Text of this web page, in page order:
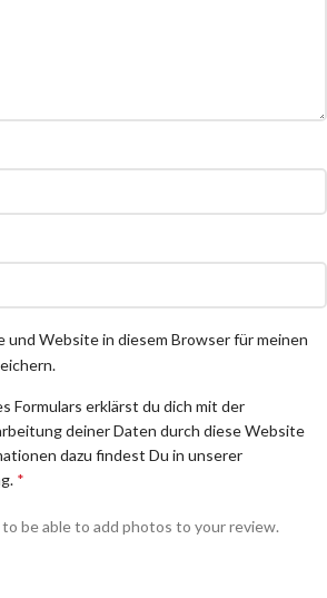
und Website in diesem Browser für meinen
Formulars erklärst du dich mit der
deiner Daten durch diese Website
dazu findest Du in unserer
. *
be able to add photos to your review.